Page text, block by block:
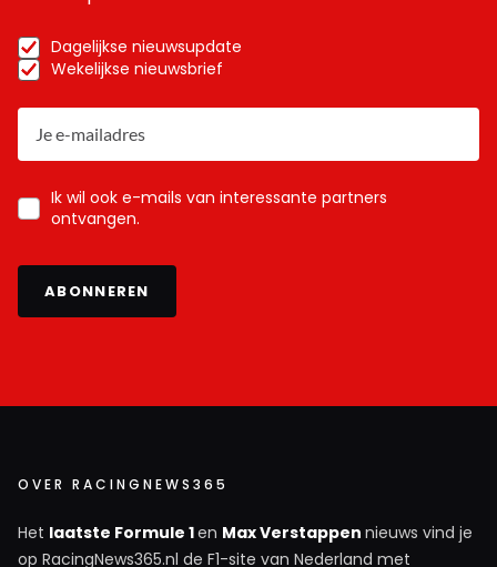
Dagelijkse nieuwsupdate
Wekelijkse nieuwsbrief
Ik wil ook e-mails van interessante partners
ontvangen.
ABONNEREN
OVER RACINGNEWS365
Het laatste Formule 1en Max Verstappen nieuws vind je
op RacingNews365.nl de F1-site van Nederland met